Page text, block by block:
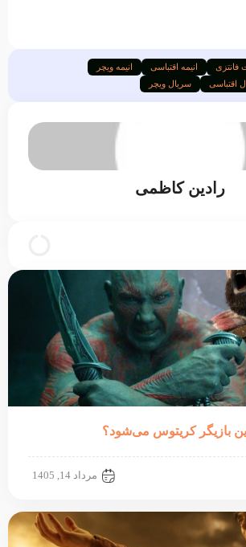
فانتزی انیمه اقتباسی
انیمه ویچر
اقتباسی
سریال ویچر
رادین کاظمی
بازیگر کریتوس می‌شود؟
مرداد 14, 1405